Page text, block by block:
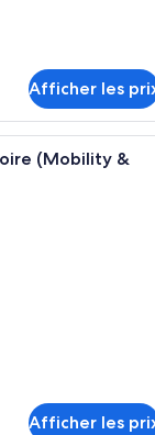
Afficher les
d’hôtel avec
(Mobility &
Afficher les